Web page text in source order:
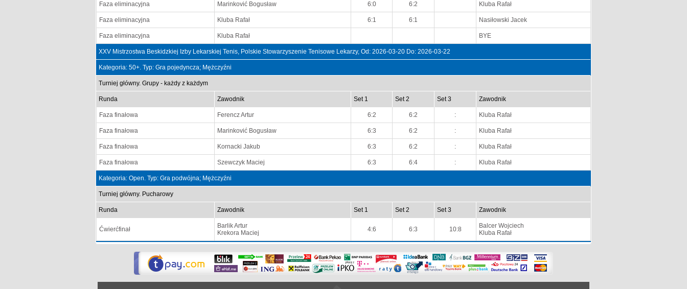
Faza eliminacyjna Marinković Bogusław 6:0 6:2 Kluba Rafał
Faza eliminacyjna Kluba Rafał 6:1 6:1 Nasiłowski Jacek
Faza eliminacyjna Kluba Rafał BYE
XXV Mistrzostwa Beskidzkiej Izby Lekarskiej Tenis, Polskie Stowarzyszenie Tenisowe Lekarzy, Od: 2026-03-20 Do: 2026-03-22
Kategoria: 50+. Typ: Gra pojedyncza; Mężczyźni
Turniej główny. Grupy - każdy z każdym
Runda Zawodnik Set 1 Set 2 Set 3 Zawodnik
Faza finałowa Ferencz Artur 6:2 6:2 : Kluba Rafał
Faza finałowa Marinković Bogusław 6:3 6:2 : Kluba Rafał
Faza finałowa Kornacki Jakub 6:3 6:2 : Kluba Rafał
Faza finałowa Szewczyk Maciej 6:3 6:4 : Kluba Rafał
Kategoria: Open. Typ: Gra podwójna; Mężczyźni
Turniej główny. Pucharowy
Runda Zawodnik Set 1 Set 2 Set 3 Zawodnik
Ćwierćfinał
Barlik Artur
Krekora Maciej
4:6 6:3 10:8
Balcer Wojciech
Kluba Rafał